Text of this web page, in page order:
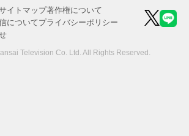
イトマップ著作権について
についてプライバシーポリシー
Television Co. Ltd. All Rights Reserved.